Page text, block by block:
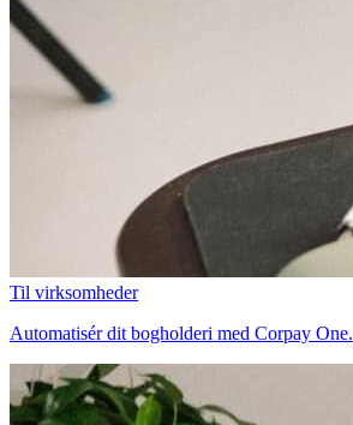
Til virksomheder
Automatisér dit bogholderi med Corpay One.